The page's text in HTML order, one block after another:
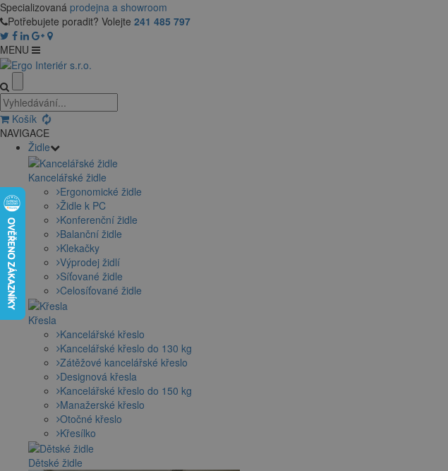
Specializovaná prodejna a showroom
Potřebujete poradit? Volejte 241 485 797
MENU
Košík
NAVIGACE
Židle
Kancelářské židle
Ergonomické židle
Židle k PC
Konferenční židle
Balanční židle
Klekačky
Výprodej židlí
Síťované židle
Celosíťované židle
Křesla
Kancelářské křeslo
Kancelářské křeslo do 130 kg
Zátěžové kancelářské křeslo
Designová křesla
Kancelářské křeslo do 150 kg
Manažerské křeslo
Otočné křeslo
Křesílko
Dětské židle